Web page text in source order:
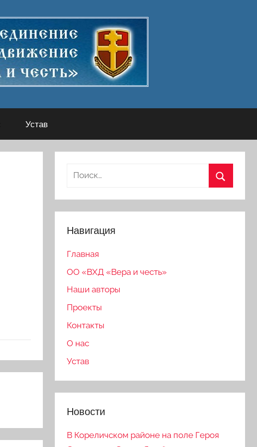
Устав
Найти:
Навигация
Главная
ОО «ВХД «Вера и честь»
Наши авторы
Проекты
Контакты
О нас
Устав
Новости
В Кореличском районе на поле Героя